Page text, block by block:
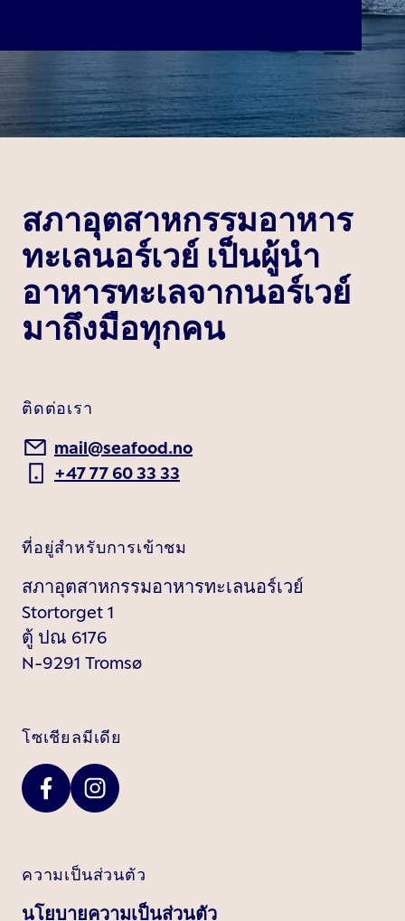
สภาอุตสาหกรรมอาหาร
ทะเลนอร์เวย์ เป็นผู้นำ
อาหารทะเลจากนอร์เวย์
มาถึงมือทุกคน
ติดต่อเรา
mail@seafood.no
+47 77 60 33 33
ที่อยู่สำหรับการเข้าชม
สภาอุตสาหกรรมอาหารทะเลนอร์เวย์
Stortorget 1
ตู้ ปณ 6176
N-9291 Tromsø
โซเชียลมีเดีย
ความเป็นส่วนตัว
นโยบายความเป็นส่วนตัว